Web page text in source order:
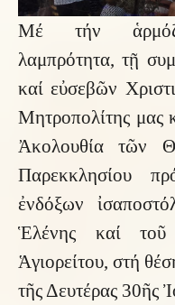
Μέ τήν
λαμπρότητα, τῇ
καί εὐσεβῶν
Μητροπολίτης μας
Ἀκολουθία τῶν
Παρεκκλησίου
ἐνδόξων
Ἑλένης καί
Ἁγιορείτου, στή
τῆς Δευτέρας 30ῆς